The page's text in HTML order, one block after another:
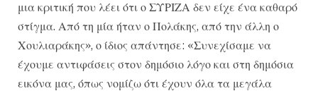
μια κριτική που λέει ότι ο ΣΥΡΙΖΑ δεν είχε ένα καθαρό
στίγμα. Από τη μία ήταν ο Πολάκης, από την άλλη ο
Χουλιαράκης», ο ίδιος απάντησε: «Συνεχίσαμε να
έχουμε αντιφάσεις στον δημόσιο λόγο και στη δημόσια
εικόνα μας, όπως νομίζω ότι έχουν όλα τα μεγάλα